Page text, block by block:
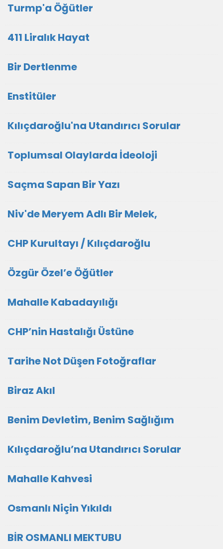
Turmp'a Öğütler
411 Liralık Hayat
Bir Dertlenme
Enstitüler
Kılıçdaroğlu'na Utandırıcı Sorular
Toplumsal Olaylarda İdeoloji
Saçma Sapan Bir Yazı
Niv'de Meryem Adlı Bir Melek,
CHP Kurultayı / Kılıçdaroğlu
Özgür Özel’e Öğütler
Mahalle Kabadayılığı
CHP’nin Hastalığı Üstüne
Tarihe Not Düşen Fotoğraflar
Biraz Akıl
Benim Devletim, Benim Sağlığım
Kılıçdaroğlu’na Utandırıcı Sorular
Mahalle Kahvesi
Osmanlı Niçin Yıkıldı
BİR OSMANLI MEKTUBU